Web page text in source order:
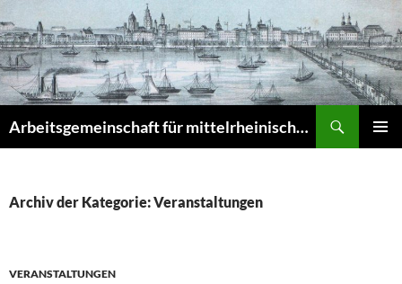
Inhalt
springen
Arbeitsgemeinschaft für mittelrheinische Musikgeschichte e.V. – Musikgeschichte am Mittelrhein (MuGeMiR)
Archiv der Kategorie: Veranstaltungen
VERANSTALTUNGEN